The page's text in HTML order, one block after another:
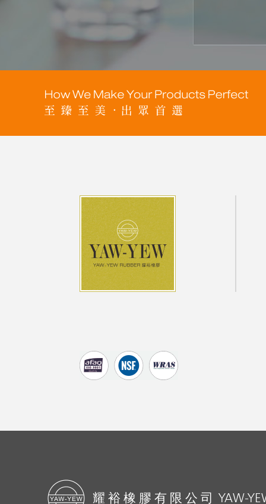
耀裕橡膠有限公司 YAW-